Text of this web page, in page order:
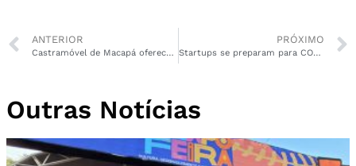
ANTERIOR
Castramóvel de Macapá oferece castração gratuita para cães e gatos
PRÓXIMO
Startups se preparam para COP30 com inovações e sustentabilidade
Outras Notícias